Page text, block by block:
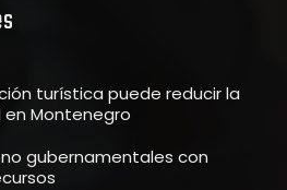
turística puede reducir la
en Montenegro
gubernamentales con